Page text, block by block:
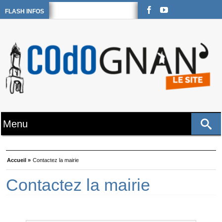
FLASH INFOS
Accueil » Contactez la mairie
Contactez la mairie